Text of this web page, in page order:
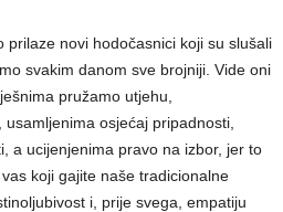
prilaze novi hodočasnici koji su slušali
svakim danom sve brojniji. Vide oni
pružamo utjehu,
osjećaj pripadnosti,
a ucijenjenima pravo na izbor, jer to
koji gajite naše tradicionalne
i, prije svega, empatiju